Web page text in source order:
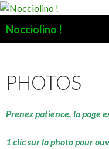
Nocciolino !
PHOTOS
Prenez patience, la page
1 clic sur la photo pour